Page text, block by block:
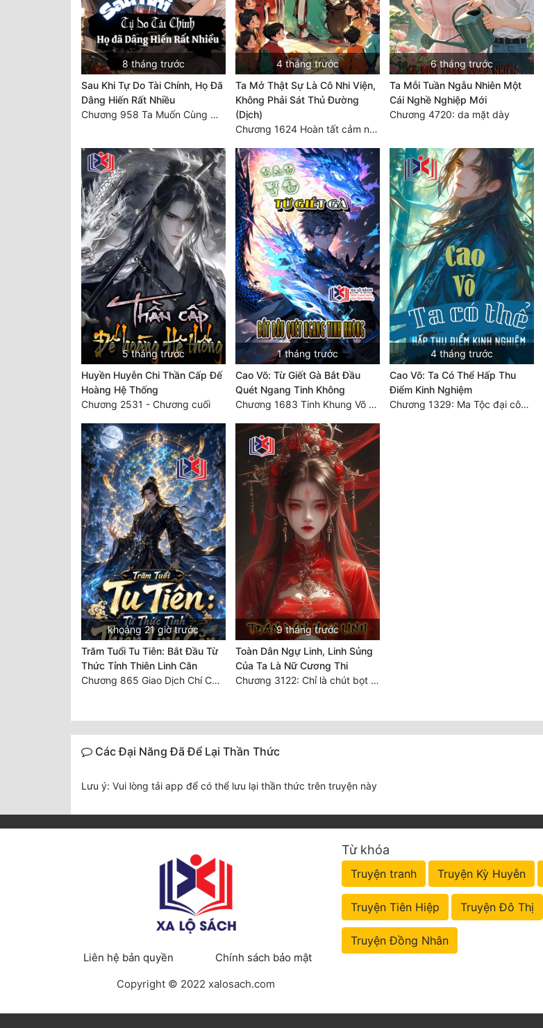
8 tháng trước
Sau Khi Tự Do Tài Chính, Họ Đã
Dâng Hiến Rất Nhiều
Chương 958 Ta Muốn Cùng Các Cô Vĩnh Viễn Ở Bên Nhau (2) Hết
4 tháng trước
Ta Mở Thật Sự Là Cô Nhi Viện,
Không Phải Sát Thủ Đường
(Dịch)
Chương 1624 Hoàn tất cảm nghĩ (2)
6 tháng trước
Ta Mỗi Tuần Ngẫu Nhiên Một
Cái Nghề Nghiệp Mới
Chương 4720: da mặt dày
5 tháng trước
Huyền Huyễn Chi Thần Cấp Đế
Hoàng Hệ Thống
Chương 2531 - Chương cuối
1 tháng trước
Cao Võ: Từ Giết Gà Bắt Đầu
Quét Ngang Tinh Không
Chương 1683 Tinh Khung Võ Thánh (Hết)
4 tháng trước
Cao Võ: Ta Có Thể Hấp Thu
Điểm Kinh Nghiệm
Chương 1329: Ma Tộc đại công chúa Thương Nguyệt
khoảng 21 giờ trước
Trăm Tuổi Tu Tiên: Bắt Đầu Từ
Thức Tỉnh Thiên Linh Căn
Chương 865 Giao Dịch Chí Cao Tiên Thuật!
9 tháng trước
Toàn Dân Ngự Linh, Linh Sủng
Của Ta Là Nữ Cương Thi
Chương 3122: Chỉ là chút bọt nước! Điều kiện và tài liệu!**
Các Đại Năng Đã Để Lại Thần Thức
Lưu ý: Vui lòng tải app để có thể lưu lại thần thức trên truyện này
Liên hệ bản quyền
Chính sách bảo mật
Copyright © 2022 xalosach.com
Từ khóa
Truyện tranh Truyện Kỳ Huyễn
Truyện Tiên Hiệp Truyện Đô Thị
Truyện Đồng Nhân